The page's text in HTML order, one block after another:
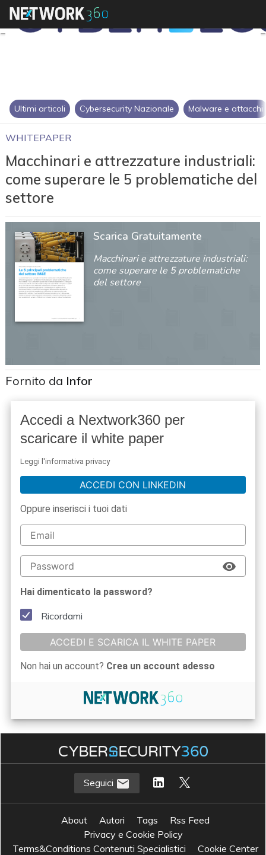
Ultimi articoli Cybersecurity Nazionale Malware e attacchi
WHITEPAPER
Macchinari e attrezzature industriali:
come superare le 5 problematiche del
settore
Scarica Gratuitamente
Macchinari e attrezzature industriali:
come superare le 5 problematiche
del settore
Fornito da Infor
Accedi a Nextwork360 per
scaricare il white paper
Leggi l'informativa privacy
ACCEDI CON LINKEDIN
Oppure inserisci i tuoi dati
Hai dimenticato la password?
Ricordami
ACCEDI E SCARICA IL WHITE PAPER
Non hai un account? Crea un account adesso
Seguici
About Autori Tags
Rss Feed
Privacy e Cookie Policy
Terms&Conditions Contenuti Specialistici
Cookie Center